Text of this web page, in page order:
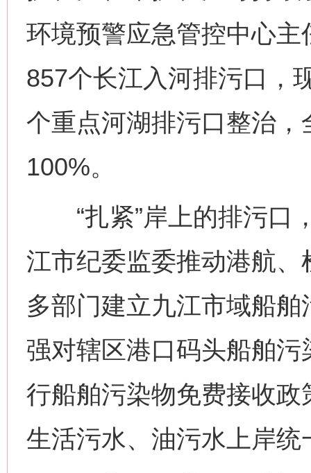
环境预警应急管控中心
857个长江入河排污口，
个重点河湖排污口整治
100%。
“扎紧”岸上的排污口
江市纪委监委推动港航
多部门建立九江市域船
强对辖区港口码头船舶
行船舶污染物免费接收
生活污水、油污水上岸统